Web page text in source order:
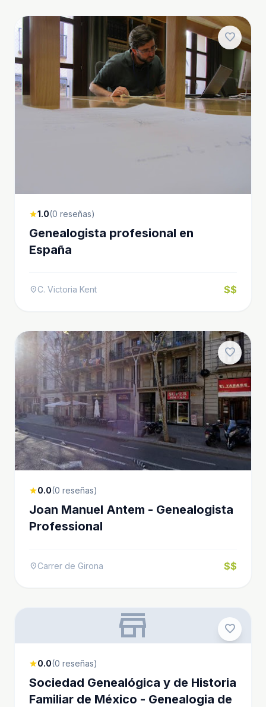
favorite
star1.0(0 reseñas)
Genealogista profesional en
España
location_onC. Victoria Kent $$
favorite
star0.0(0 reseñas)
Joan Manuel Antem - Genealogista
Professional
location_onCarrer de Girona $$
favorite
store
star0.0(0 reseñas)
Sociedad Genealógica y de Historia
Familiar de México - Genealogia de